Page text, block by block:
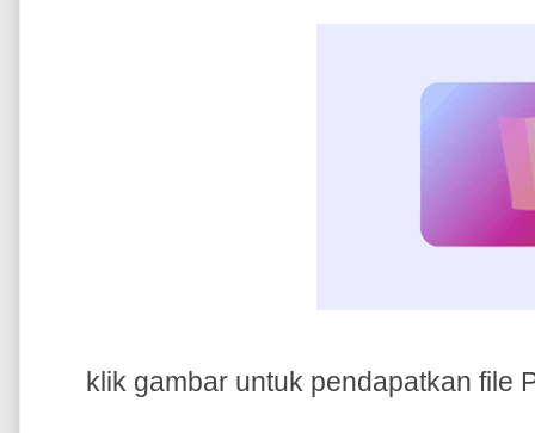
klik gambar untuk pendapatkan file